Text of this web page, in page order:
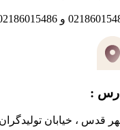
و 02186015486
:
قدس ، خیابان